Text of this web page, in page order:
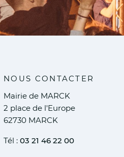
NOUS CONTACTER
Mairie de MARCK
2 place de l'Europe
62730 MARCK
Tél :03 21 46 22 00